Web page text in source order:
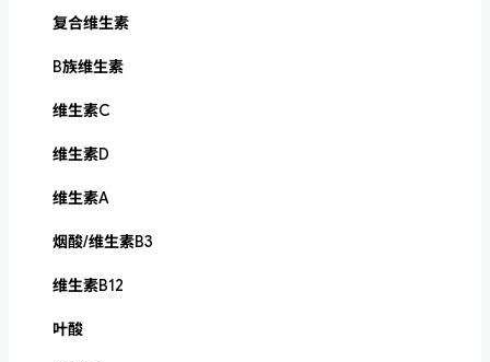
复合维生素
B族维生素
维生素C
维生素D
维生素A
烟酸/维生素B3
维生素B12
叶酸